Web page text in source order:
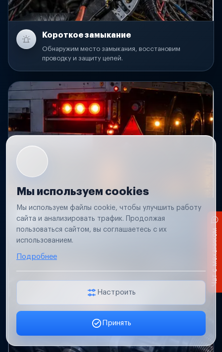
Короткое замыкание
Обнаружим место замыкания, восстановим
проводку и защиту цепей.
Не работает свет прицепа
Проверим проводку и разъемы, восстановим
освещение прицепа.
Мы используем cookies
Мы используем файлы cookie, чтобы улучшить работу
сайта и анализировать трафик. Продолжая
пользоваться сайтом, вы соглашаетесь с их
использованием.
Подробнее
Настроить
Принять
Заявка онлайн
Чат с механиком